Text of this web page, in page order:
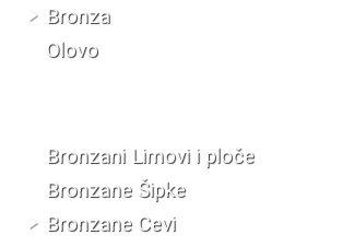
Bronza
Olovo
Bronzani Limovi i ploče
Bronzane Šipke
Bronzane Cevi